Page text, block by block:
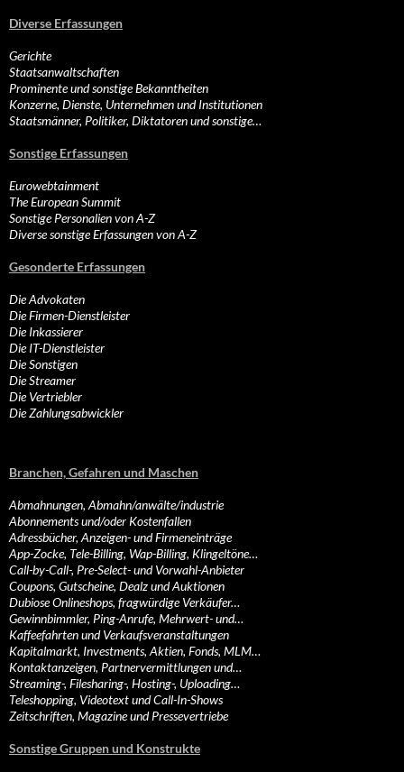
Diverse Erfassungen
Gerichte
Staatsanwaltschaften
Prominente und sonstige Bekanntheiten
Konzerne, Dienste, Unternehmen und Institutionen
Staatsmänner, Politiker, Diktatoren und sonstige…
Sonstige Erfassungen
Eurowebtainment
The European Summit
Sonstige Personalien von A-Z
Diverse sonstige Erfassungen von A-Z
Gesonderte Erfassungen
Die Advokaten
Die Firmen-Dienstleister
Die Inkassierer
Die IT-Dienstleister
Die Sonstigen
Die Streamer
Die Vertriebler
Die Zahlungsabwickler
Branchen, Gefahren und Maschen
Abmahnungen, Abmahn/anwälte/industrie
Abonnements und/oder Kostenfallen
Adressbücher, Anzeigen- und Firmeneinträge
App-Zocke, Tele-Billing, Wap-Billing, Klingeltöne…
Call-by-Call-, Pre-Select- und Vorwahl-Anbieter
Coupons, Gutscheine, Dealz und Auktionen
Dubiose Onlineshops, fragwürdige Verkäufer…
Gewinnbimmler, Ping-Anrufe, Mehrwert- und…
Kaffeefahrten und Verkaufsveranstaltungen
Kapitalmarkt, Investments, Aktien, Fonds, MLM…
Kontaktanzeigen, Partnervermittlungen und…
Streaming-, Filesharing-, Hosting-, Uploading…
Teleshopping, Videotext und Call-In-Shows
Zeitschriften, Magazine und Pressevertriebe
Sonstige Gruppen und Konstrukte